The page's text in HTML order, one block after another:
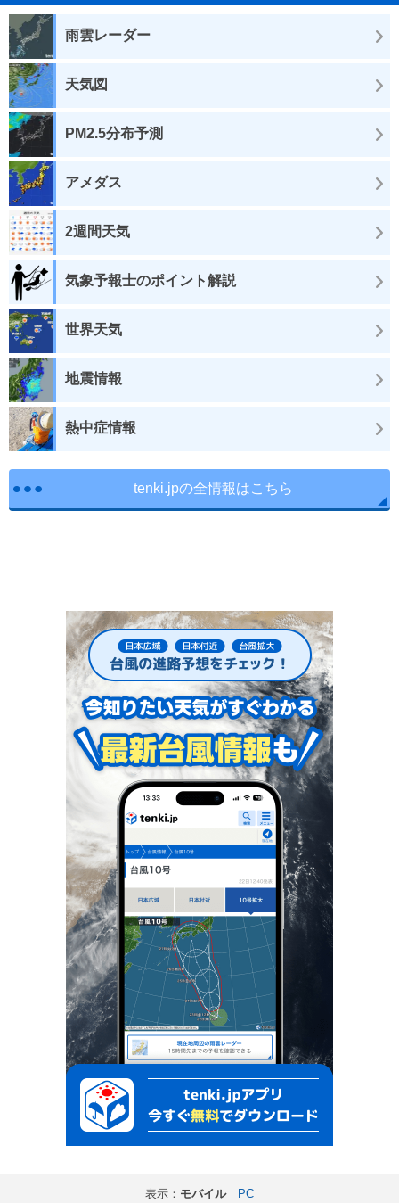
雨雲レーダー
天気図
PM2.5分布予測
アメダス
2週間天気
気象予報士のポイント解説
世界天気
地震情報
熱中症情報
tenki.jpの全情報はこちら
表示： モバイル｜ PC